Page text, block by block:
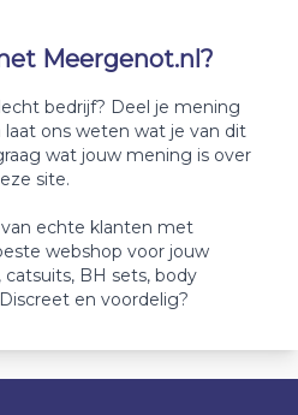
Meergenot.nl?
bedrijf? Deel je mening
ons weten wat je van dit
wat jouw mening is over
site.
echte klanten met
webshop voor jouw
catsuits, BH sets, body
en voordelig?